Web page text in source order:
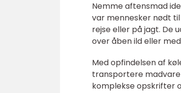
Nemme aftensmad
var mennesker nødt
rejse eller på jagt. De
over åben ild eller
Med opfindelsen af
transportere
komplekse opskrifter